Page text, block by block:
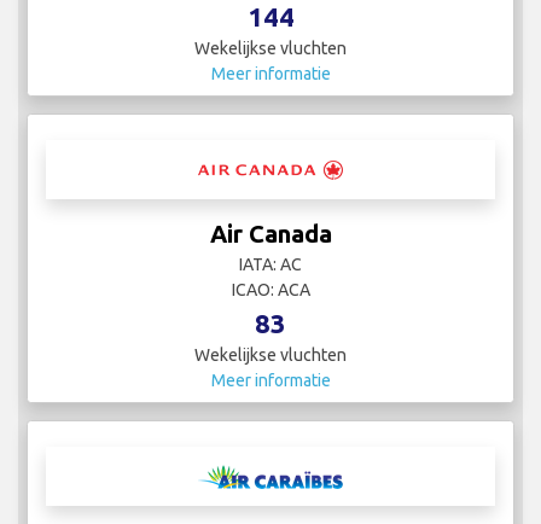
144
Wekelijkse vluchten
Meer informatie
Air Canada
IATA: AC
ICAO: ACA
83
Wekelijkse vluchten
Meer informatie